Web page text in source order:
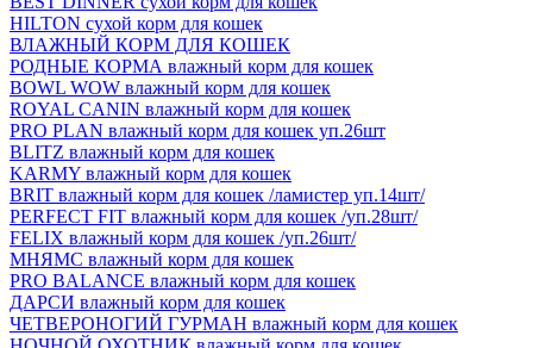
HILTON сухой корм для кошек
ВЛАЖНЫЙ КОРМ ДЛЯ КОШЕК
РОДНЫЕ КОРМА влажный корм для кошек
BOWL WOW влажный корм для кошек
ROYAL CANIN влажный корм для кошек
PRO PLAN влажный корм для кошек уп.26шт
BLITZ влажный корм для кошек
KARMY влажный корм для кошек
BRIT влажный корм для кошек /ламистер уп.14шт/
PERFECT FIT влажный корм для кошек /уп.28шт/
FELIX влажный корм для кошек /уп.26шт/
МНЯМС влажный корм для кошек
PRO BALANCE влажный корм для кошек
ДАРСИ влажный корм для кошек
ЧЕТВЕРОНОГИЙ ГУРМАН влажный корм для кошек